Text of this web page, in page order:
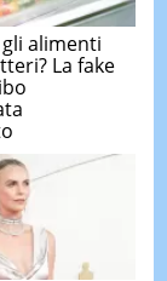
alimenti
La fake